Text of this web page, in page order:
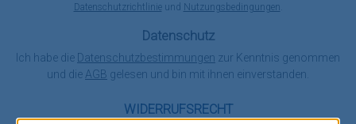
WIDERRUFSRECHT
Datenschutzrichtlinieund Nutzungsbedingungen
Datenschutz
Ich habe die Datenschutzbestimmungen zur Kenntnis genommen
und die AGB gelesen und bin mit ihnen einverstanden.